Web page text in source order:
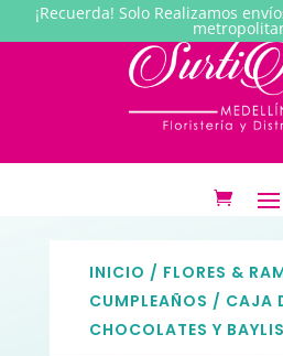
¡Recuerda! Solo Realizamos
INICIO / FLORES &
CUMPLEAÑOS / CAJA
CHOCOLATES Y BAYLIS